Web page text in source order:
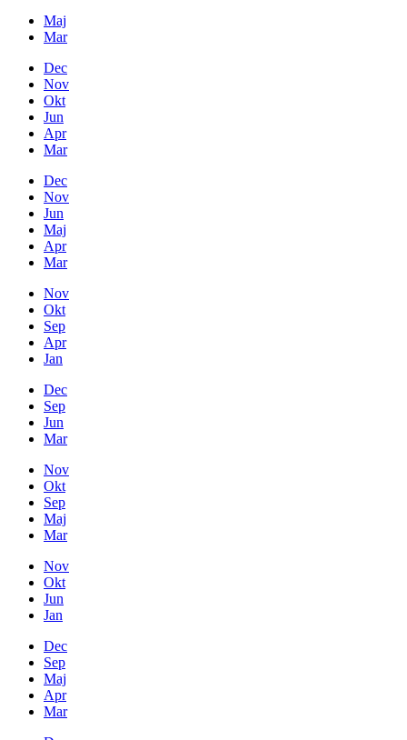
Maj
Mar
Dec
Nov
Okt
Jun
Apr
Mar
Dec
Nov
Jun
Maj
Apr
Mar
Nov
Okt
Sep
Apr
Jan
Dec
Sep
Jun
Mar
Nov
Okt
Sep
Maj
Mar
Nov
Okt
Jun
Jan
Dec
Sep
Maj
Apr
Mar